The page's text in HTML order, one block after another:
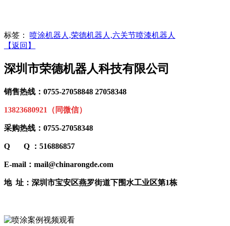
标签：
喷涂机器人,荣德机器人,六关节喷漆机器人
【返回】
深圳市荣德机器人科技有限公司
销售热线：0755-27058848 27058348
13823680921（同微信）
采购热线：0755-27058348
Q Q ：516886857
E-mail：mail@chinarongde.com
地 址：深圳市宝安区燕罗街道下围水工业区第1栋